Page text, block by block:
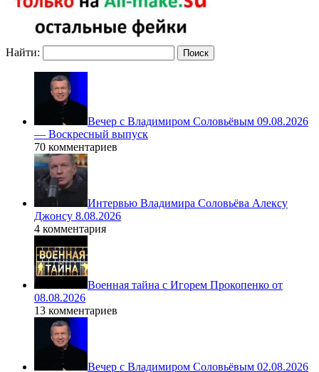
Найти:
Вечер с Владимиром Соловьёвым 09.08.2026
— Воскресный выпуск
70 комментариев
Интервью Владимира Соловьёва Алексу
Джонсу 8.08.2026
4 комментария
Военная тайна с Игорем Прокопенко от
08.08.2026
13 комментариев
Вечер с Владимиром Соловьёвым 02.08.2026